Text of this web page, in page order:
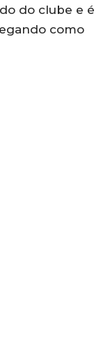
do clube e é
como